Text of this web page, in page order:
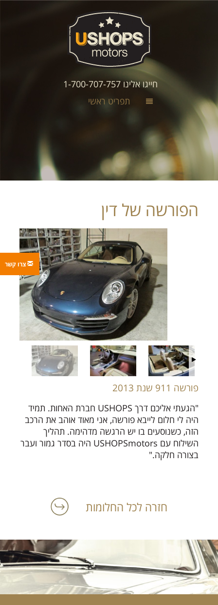
חייגו אלינו 1-700-707-757
תפריט ראשי
הפורשה של דין
פורשה 911 שנת 2013
"הגעתי אליכם דרך USHOPS חברת האחות. תמיד
היה לי חלום לייבא פורשה, אני מאוד אוהב את הרכב
הזה, כשנוסעים בו יש הרגשה מדהימה. תהליך
השילוח עם USHOPSmotors היה בסדר גמור ועבר
בצורה חלקה."
חזרה לכל החלומות
צרו קשר